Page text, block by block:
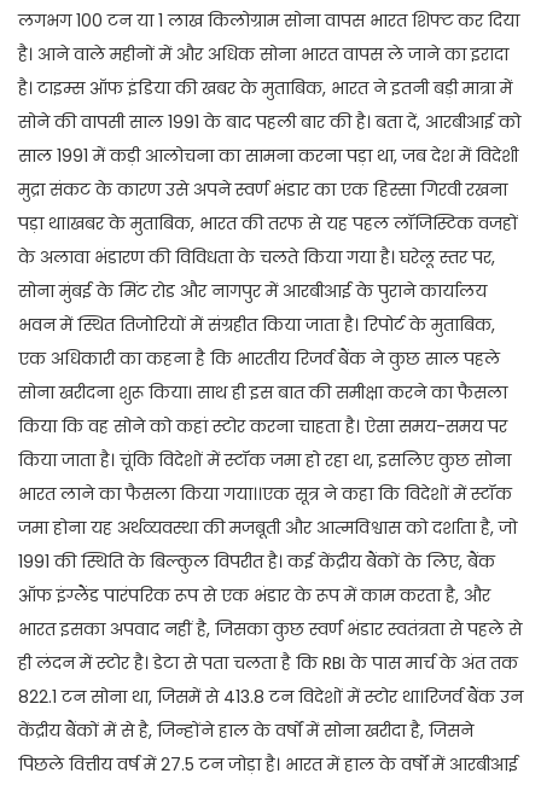
लगभग 100 टन या 1 लाख किलोग्राम सोना वापस भारत शिफ्ट कर दिया
है। आने वाले महीनों में और अधिक सोना भारत वापस ले जाने का इरादा
है। टाइम्स ऑफ इंडिया की खबर के मुताबिक, भारत ने इतनी बड़ी मात्रा में
सोने की वापसी साल 1991 के बाद पहली बार की है। बता दें, आरबीआई को
साल 1991 में कड़ी आलोचना का सामना करना पड़ा था, जब देश में विदेशी
मुद्रा संकट के कारण उसे अपने स्वर्ण भंडार का एक हिस्सा गिरवी रखना
पड़ा था।खबर के मुताबिक, भारत की तरफ से यह पहल लॉजिस्टिक वजहों
के अलावा भंडारण की विविधता के चलते किया गया है। घरेलू स्तर पर,
सोना मुंबई के मिंट रोड और नागपुर में आरबीआई के पुराने कार्यालय
भवन में स्थित तिजोरियों में संग्रहीत किया जाता है। रिपोर्ट के मुताबिक,
एक अधिकारी का कहना है कि भारतीय रिजर्व बैंक ने कुछ साल पहले
सोना खरीदना शुरू किया। साथ ही इस बात की समीक्षा करने का फैसला
किया कि वह सोने को कहां स्टोर करना चाहता है। ऐसा समय-समय पर
किया जाता है। चूंकि विदेशों में स्टॉक जमा हो रहा था, इसलिए कुछ सोना
भारत लाने का फैसला किया गया।।एक सूत्र ने कहा कि विदेशों में स्टॉक
जमा होना यह अर्थव्यवस्था की मजबूती और आत्मविश्वास को दर्शाता है, जो
1991 की स्थिति के बिल्कुल विपरीत है। कई केंद्रीय बैंकों के लिए, बैंक
ऑफ इंग्लैंड पारंपरिक रूप से एक भंडार के रूप में काम करता है, और
भारत इसका अपवाद नहीं है, जिसका कुछ स्वर्ण भंडार स्वतंत्रता से पहले से
ही लंदन में स्टोर है। डेटा से पता चलता है कि RBI के पास मार्च के अंत तक
822.1 टन सोना था, जिसमें से 413.8 टन विदेशों में स्टोर था।रिजर्व बैंक उन
केंद्रीय बैंकों में से है, जिन्होंने हाल के वर्षों में सोना खरीदा है, जिसने
पिछले वित्तीय वर्ष में 27.5 टन जोड़ा है। भारत में हाल के वर्षों में आरबीआई